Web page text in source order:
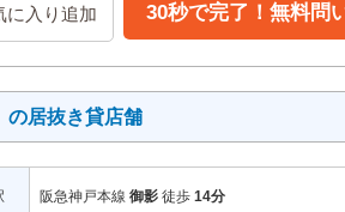
に入り追加 30秒で完了！無料問
の居抜き貸店舗
阪急神戸本線 御影 徒歩 14分